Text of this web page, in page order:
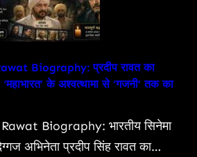
Allow
Charges
On
UPI,
Digital
Payments:
Biography: प्रदीप रावत का
के अश्वत्थामा से ‘गजनी’ तक का
Biography: भारतीय सिनेमा
अभिनेता प्रदीप सिंह रावत का…